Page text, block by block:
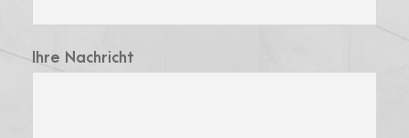
Ihre Nachricht